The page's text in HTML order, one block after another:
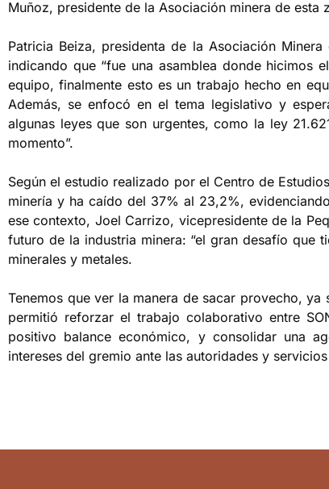
Muñoz, presidente de la Asociación minera de esta
Patricia Beiza, presidenta de la Asociación
indicando que “fue una asamblea donde
equipo, finalmente esto es un trabajo hecho en
Además, se enfocó en el tema legislativo y
algunas leyes que son urgentes, como la ley
momento”.
Según el estudio realizado por el Centro de
minería y ha caído del 37% al 23,2%,
ese contexto, Joel Carrizo, vicepresidente de la
futuro de la industria minera: “el gran desafío que
minerales y metales.
Tenemos que ver la manera de sacar provecho,
permitió reforzar el trabajo colaborativo entre
positivo balance económico, y consolidar una
intereses del gremio ante las autoridades y